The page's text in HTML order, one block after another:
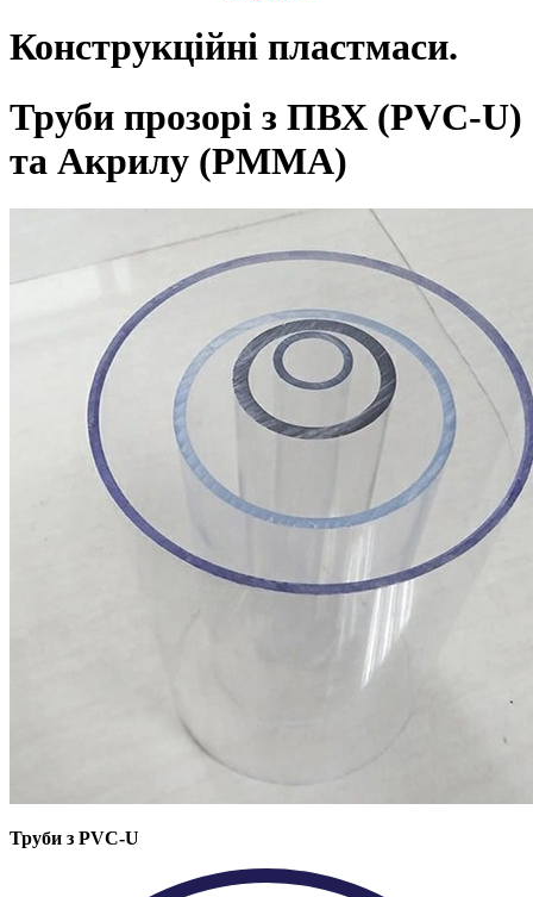
Конструкційні пластмаси.
Труби прозорі з ПВХ (PVC-U)
та Акрилу (PMMA)
Труби з PVC-U